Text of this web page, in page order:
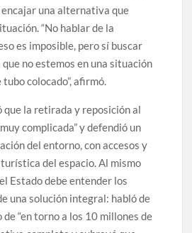
una alternativa que
“No hablar de la
es imposible, pero sí buscar
no estemos en una situación
colocado”, afirmó.
que la retirada y reposición al
complicada” y defendió un
del entorno, con accesos y
del espacio. Al mismo
Estado debe entender los
una solución integral: habló de
“en torno a los 10 millones de